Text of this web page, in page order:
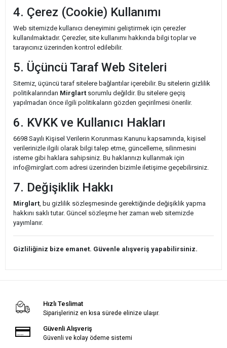
4. Çerez (Cookie) Kullanımı
Web sitemizde kullanıcı deneyimini geliştirmek için çerezler
kullanılmaktadır. Çerezler, site kullanımı hakkında bilgi toplar ve
tarayıcınız üzerinden kontrol edilebilir.
5. Üçüncü Taraf Web Siteleri
Sitemiz, üçüncü taraf sitelere bağlantılar içerebilir. Bu sitelerin gizlilik
politikalarından Mirglart sorumlu değildir. Bu sitelere geçiş
yapılmadan önce ilgili politikaların gözden geçirilmesi önerilir.
6. KVKK ve Kullanıcı Hakları
6698 Sayılı Kişisel Verilerin Korunması Kanunu kapsamında, kişisel
verilerinizle ilgili olarak bilgi talep etme, güncelleme, silinmesini
isteme gibi haklara sahipsiniz. Bu haklarınızı kullanmak için
info@mirglart.com adresi üzerinden bizimle iletişime geçebilirsiniz.
7. Değişiklik Hakkı
Mirglart, bu gizlilik sözleşmesinde gerektiğinde değişiklik yapma
hakkını saklı tutar. Güncel sözleşme her zaman web sitemizde
yayımlanır.
Gizliliğiniz bize emanet. Güvenle alışveriş yapabilirsiniz.
Hızlı Teslimat
Siparişleriniz en kısa sürede elinize ulaşır.
Güvenli Alışveriş
Güvenli ve kolay ödeme sistemi